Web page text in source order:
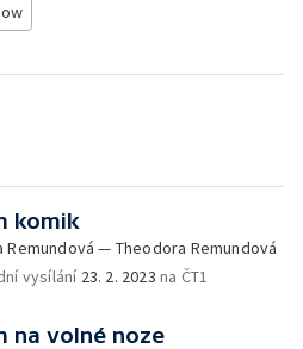
komik
Remundová — Theodora Remundová
vysílání 23. 2. 2023 na ČT1
na volné noze